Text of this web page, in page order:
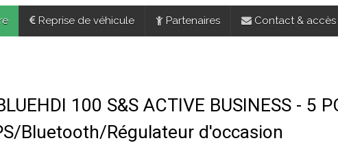
Reprise de véhicule Partenaires Contact & accès
100 S&S ACTIVE BUSINESS - 5
Bluetooth/Régulateur d'occasion